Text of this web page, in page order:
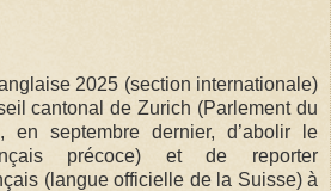
2025 (section internationale)
cantonal de Zurich (Parlement du
en septembre dernier, d’abolir le
précoce) et de reporter
(langue officielle de la Suisse) à